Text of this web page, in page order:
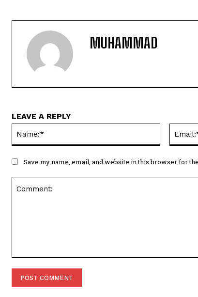
MUHAMMAD
LEAVE A REPLY
Save my name, email, and website in this browser for